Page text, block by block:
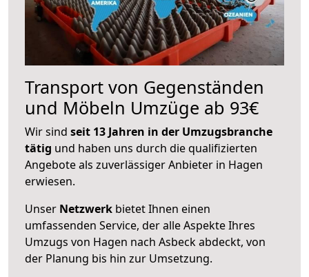
Transport von Gegenständen
und Möbeln Umzüge ab 93€
Wir sind seit 13 Jahren in der Umzugsbranche
tätig und haben uns durch die qualifizierten
Angebote als zuverlässiger Anbieter in Hagen
erwiesen.
Unser Netzwerk bietet Ihnen einen
umfassenden Service, der alle Aspekte Ihres
Umzugs von Hagen nach Asbeck abdeckt, von
der Planung bis hin zur Umsetzung.